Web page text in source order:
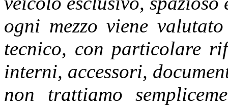
ogni mezzo viene
tecnico, con particolare
interni, accessori,
non trattiamo